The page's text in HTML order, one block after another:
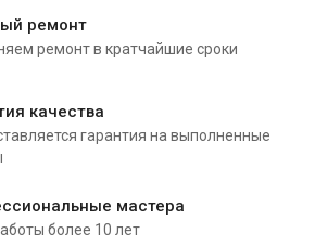
ремонт
ремонт в кратчайшие сроки
качества
гарантия на выполненные
мастера
более 10 лет